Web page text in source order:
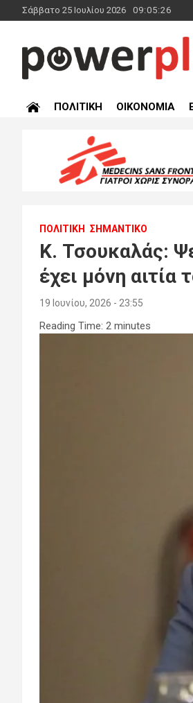
to
Σάββατο 25 Ιουλίου 2026 09:05:27
ΠΟΛΙΤΙΚΗ ΟΙΚΟΝΟΜΙΑ
ΠΟΛΙΤΙΚΗ ΣΗΜΑΝΤΙΚΟ
Κ. Τσουκαλάς:
έχει μόνη αιτία
19 Ιουνίου, 2026 - 23:55
Reading Time: 2 minutes